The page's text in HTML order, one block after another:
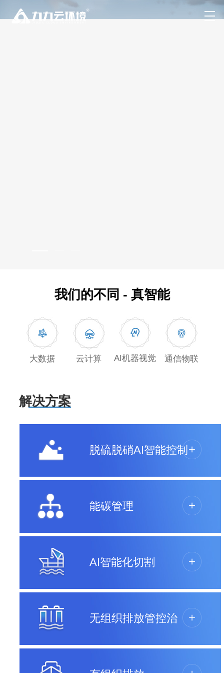
我们的不同 - 真智能
大数据 云计算 AI机器视觉 通信物联
解决方案
脱硫脱硝AI智能控制
能碳管理
AI智能化切割
无组织排放管控治